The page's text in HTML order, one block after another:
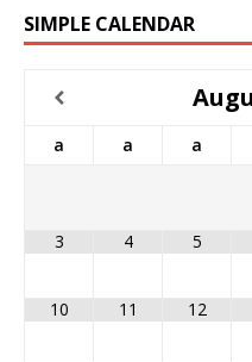
SIMPLE CALENDAR
a a a
3 4 5
10 11 12